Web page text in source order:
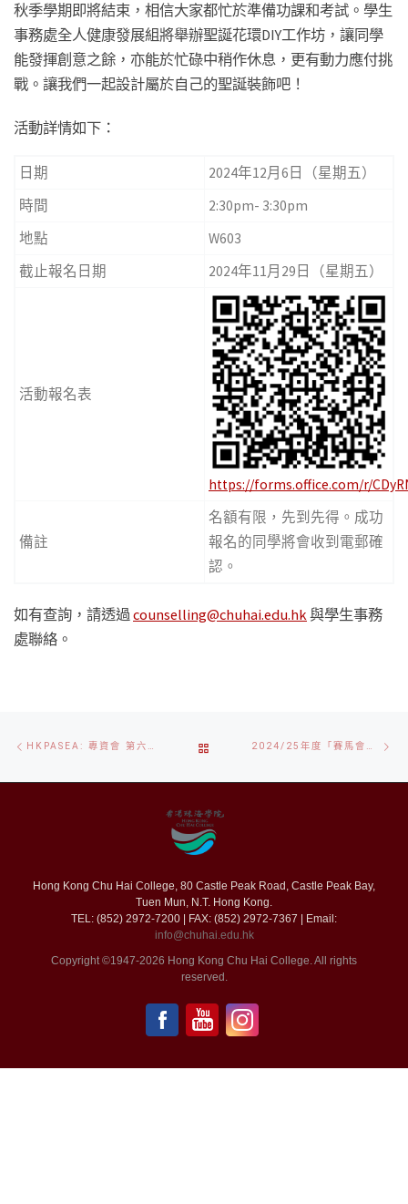
秋季學期即將結束，相信大家都忙於準備功課和考試。學生
事務處全人健康發展組將舉辦聖誕花環DIY工作坊，讓同學
能發揮創意之餘，亦能於忙碌中稍作休息，更有動力應付挑
戰。讓我們一起設計屬於自己的聖誕裝飾吧！
活動詳情如下：
日期
2024年12月6日（星期五）
時間
2:30pm- 3:30pm
地點
W603
截止報名日期
2024年11月29日（星期五）
活動報名表
https://forms.office.com/r/
備註
名額有限，先到先得。成功
報名的同學將會收到電郵確
認。
如有查詢，請透過counselling@chuhai.edu.hk與學生事務
處聯絡。
navigation
HKPASEA: 專資會 第六屆「專資青年追夢計劃」 主題：「十年後的我：東盟建連繫 創新邁國際」
TO
POST
2024/25年度「賽馬會青少年體育記者計劃」
Hong Kong Chu Hai College, 80 Castle Peak Road, Castle Peak Bay,
Tuen Mun, N.T. Hong Kong.
TEL: (852) 2972-7200 | FAX: (852) 2972-7367 | Email:
info@chuhai.edu.hk
Copyright ©1947-2026 Hong Kong Chu Hai College. All rights
reserved.